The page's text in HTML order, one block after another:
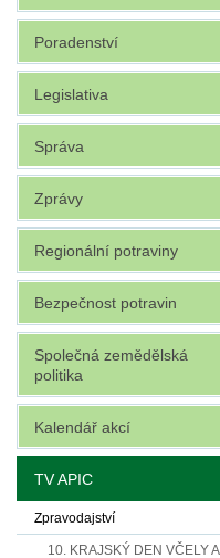
Poradenství
Legislativa
Správa
Zprávy
Regionální potraviny
Bezpečnost potravin
Společná zemědělská
politika
Kalendář akcí
TV APIC
Zpravodajství
10. KRAJSKÝ DEN VČELY A